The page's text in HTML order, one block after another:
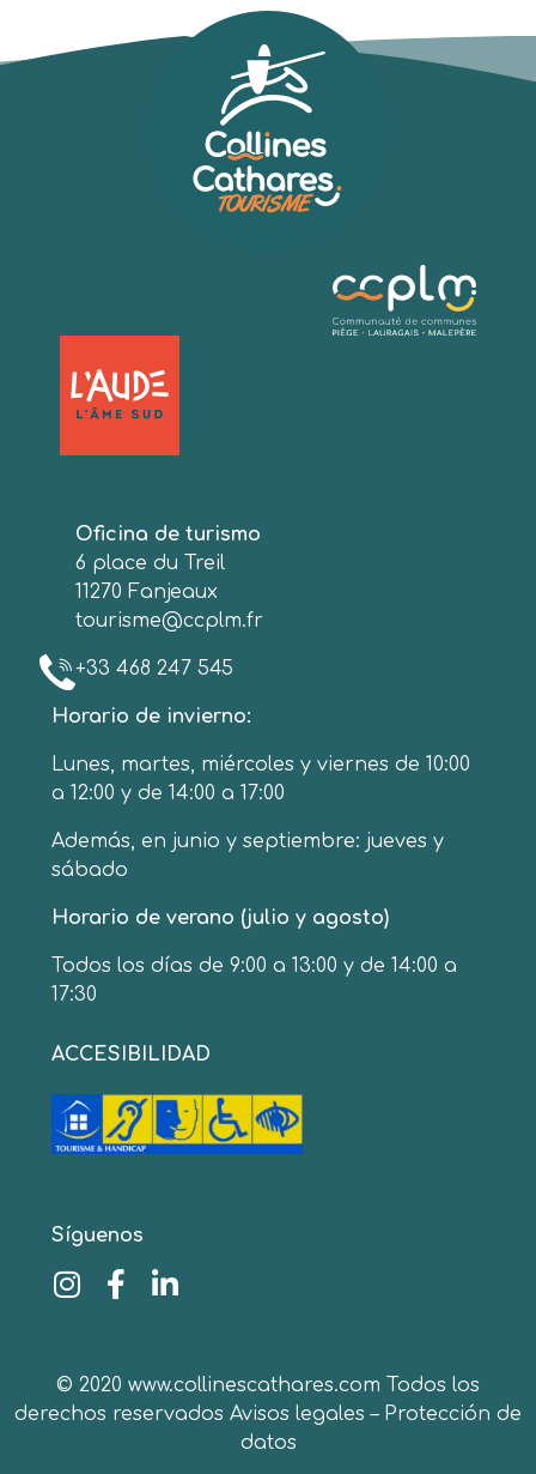
Oficina de turismo
6 place du Treil
11270 Fanjeaux
tourisme@ccplm.fr
+33 468 247 545
Horario de invierno:
Lunes, martes, miércoles y viernes de 10:00
a 12:00 y de 14:00 a 17:00
Además, en junio y septiembre: jueves y
sábado
Horario de verano (julio y agosto)
Todos los días de 9:00 a 13:00 y de 14:00 a
17:30
ACCESIBILIDAD
Síguenos
© 2020 www.collinescathares.com Todos los
derechos reservados Avisos legales – Protección de
datos